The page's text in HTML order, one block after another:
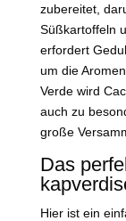
zubereitet,
Süßkartoffeln
erfordert
um die
Verde wird
auch zu
große
Das
Hier ist ein